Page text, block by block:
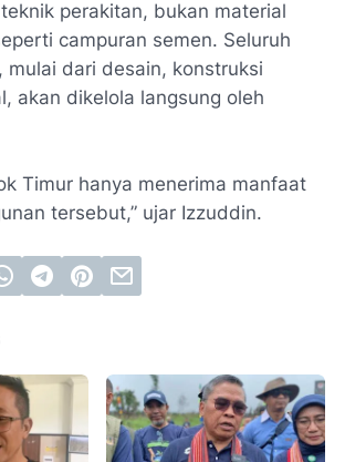
perakitan, bukan material
campuran semen. Seluruh
mulai dari desain, konstruksi
akan dikelola langsung oleh
Timur hanya menerima manfaat
tersebut,” ujar Izzuddin.